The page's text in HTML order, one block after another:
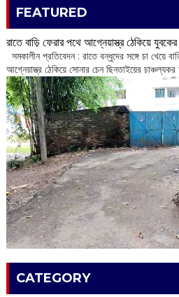
FEATURED
রাতে বাড়ি ফেরার পথে আগ্নেয়াস্ত্র ঠেকিয়ে
সমকালীন প্রতিবেদন : রাতে বন্ধুদের সঙ্গে চা খেয়ে
আগ্নেয়াস্ত্র ঠেকিয়ে সোনার চেন ছিনতাইয়ের
CATEGORY